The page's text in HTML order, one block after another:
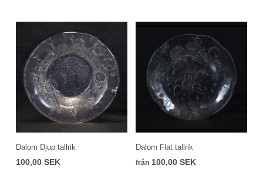
Dalom Djup tallrik
100,00 SEK
Dalom Flat tallrik
från 100,00 SEK